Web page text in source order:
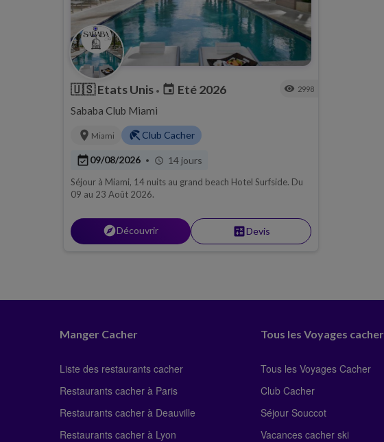
🇺🇸Etats Unis • event Eté 2026 visibility 2998
Sababa Club Miami
location_on Miami beach_access Club Cacher
event_available09/08/2026 • schedule 14 jours
Séjour à Miami, 14 nuits au grand beach Hotel Surfside. Du
09 au 23 Août 2026.
exploreDécouvrir calculateDevis
Manger Cacher
Liste des restaurants cacher
Restaurants cacher à Paris
Restaurants cacher à Deauville
Restaurants cacher à Lyon
Tous les Voyages cacher
Tous les Voyages Cacher
Club Cacher
Séjour Souccot
Vacances cacher ski